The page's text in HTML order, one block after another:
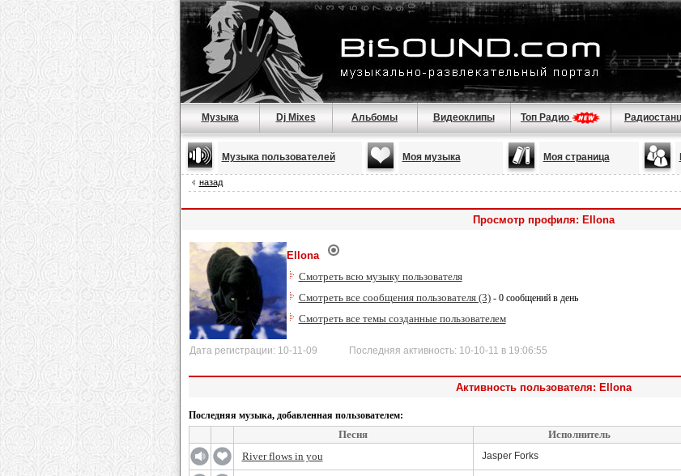
Музыка Dj Mixes Альбомы Видеоклипы Топ Радио
Музыка пользователей Моя музыка Моя страница
назад
Просмотр профиля: Ellona
Ellona
Смотреть всю музыку пользователя
Смотреть все сообщения пользователя (3)- 0 сообщений в день
Смотреть все темы созданные пользователем
Дата регистрации: 10-11-09 Последняя активность: 10-10-11 в 19:06:55
Активность пользователя: Ellona
Последняя музыка, добавленная пользователем:
Песня
Исполнитель
River flows in you
Jasper Forks